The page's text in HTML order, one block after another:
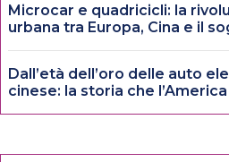
Microcar e quadricicli: la
urbana tra Europa, Cina e il
Dall’età dell’oro delle auto
cinese: la storia che